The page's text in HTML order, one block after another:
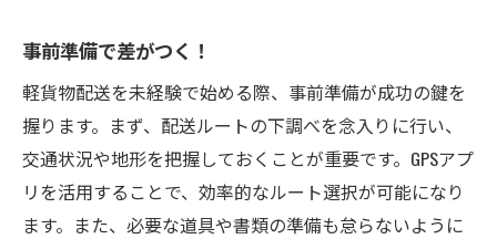
資格取得を通じたスキル向上
経験を活かしたキャリアパス
リーダーシップを発揮できる場面
業界内でのネットワーク構築
将来を見据えたスキルセットの構築
事前準備で差がつく！
軽貨物配送を未経験で始める際、事前準備が成功の鍵を
握ります。まず、配送ルートの下調べを念入りに行い、
交通状況や地形を把握しておくことが重要です。GPSアプ
リを活用することで、効率的なルート選択が可能になり
ます。また、必要な道具や書類の準備も怠らないように